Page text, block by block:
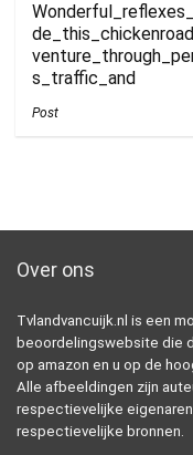
s_traffic_and
Post
Over ons
Tvlandvancuijk.nl is een
beoordelingswebsite die
op amazon en u op de
Alle afbeeldingen zijn
respectievelijke
respectievelijke bronnen.